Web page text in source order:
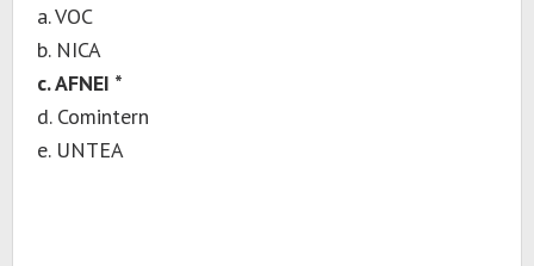
a. VOC
b. NICA
c. AFNEI *
d. Comintern
e. UNTEA